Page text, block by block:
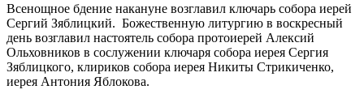
Всенощное бдение накануне возглавил ключарь собора иерей
Сергий Зяблицкий. Божественную литургию в воскресный
день возглавил настоятель собора протоиерей Алексий
Ольховников в сослужении ключаря собора иерея Сергия
Зяблицкого, клириков собора иерея Никиты Стрикиченко,
иерея Антония Яблокова.